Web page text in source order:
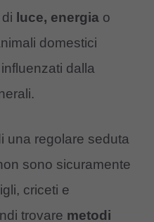
luce, energia o
domestici
dalla
una regolare seduta
sono sicuramente
criceti e
trovare metodi